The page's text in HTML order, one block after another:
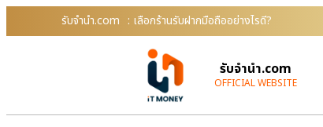
รับจํานํา.com : เลือกร้านรับฝากมือถืออย่างไรดี?
รับจํานํา.com
OFFICIAL WEBSITE